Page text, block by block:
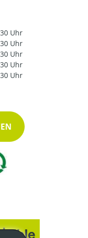
Uhr
Uhr
Uhr
Uhr
Uhr